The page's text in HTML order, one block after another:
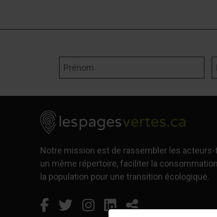
Notre mission est de rassembler les
un même répertoire, faciliter la
la population pour une transition écologique.
Facebook
Ce lien s'ouvrira dans une
Twitter
Ce lien s'ouvrira dans
Instagram
Ce lien s'ouvrira
LinkedIn
Ce lienPartager